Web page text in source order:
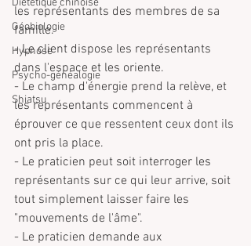
Diététique chinoise
Géobiologie
Hypnose
Psycho-généalogie
Shiatsu
les représentants des membres de sa
famille.
- Le client dispose les représentants
dans l'espace et les oriente.
- Le champ d'énergie prend la relève, et
les représentants commencent à
éprouver ce que ressentent ceux dont ils
ont pris la place.
- Le praticien peut soit interroger les
représentants sur ce qui leur arrive, soit
tout simplement laisser faire les
"mouvements de l'âme".
- Le praticien demande aux